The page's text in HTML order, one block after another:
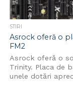
STIRI
Asrock oferă o
FM2
Asrock oferă o
Trinity. Placa de
unele dotări